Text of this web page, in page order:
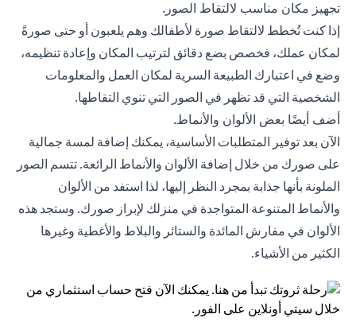
تجهيز مكان مناسب لالتقاط الصور.
إذا كنت تُخطط لالتقاط صورة لأطفالك وهم يلعبون أو حتى صورةً
لمكان عملك، فخصص بضع دقائق لترتيب المكان وإعادة تنظيمه،
وضع في اعتبارك الطبيعة السرية لمكان العمل والمعلومات
الشخصية التي قد تظهر في الصور التي تنوي التقاطها.
أضف أيضًا بعض الألوان والأنماط.
الآن بعد توفير المتطلبات الأساسية، يمكنك إضافة لمسة جمالية
على صورك من خلال إضافة الألوان والأنماط الرائعة. تتسم الصور
الملونة بأنها جذابة بمجرد النظر إليها، لذا استفد من الألوان
والأنماط المتنوعة المتواجدة في منزلك لإبراز صورك. وستجد هذه
الألوان في مفارش المائدة والستائر والبلاط والأغطية وغيرها
الكثير من الأشياء.